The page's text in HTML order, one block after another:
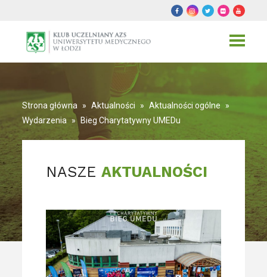
Toggle
Strona główna » Aktualności » Aktualności ogólne
»
Wydarzenia
» Bieg Charytatywny UMEDu
NASZEAKTUALNOŚCI